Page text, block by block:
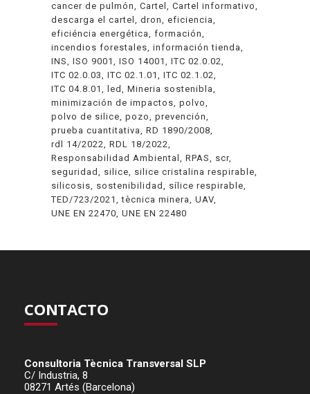
cancer de pulmón
Cartel
Cartel informativo
descarga el cartel
dron
eficiencia
eficiéncia energética
formación
incendios forestales información tienda
INS
ISO 9001 ISO 14001
ITC 02.0.02
ITC 02.0.03
ITC 02.1.01
ITC 02.1.02
ITC 04.8.01
led
Mineria sostenibla
minimización de impactos polvo
polvo de silice pozo
prevención
prueba cuantitativa
RD 1890/2008
rdl 14/2022 RDL 18/2022
Responsabilidad Ambiental
RPAS
scr
seguridad
silice
silice cristalina respirable
silicosis
sostenibilidad
sílice respirable
TED/723/2021
tècnica minera
UAV
UNE EN 22470 UNE EN 22480
CONTACTO
Consultoria Tècnica Transversal SLP
C/ Industria, 8
08271 Artés (Barcelona)